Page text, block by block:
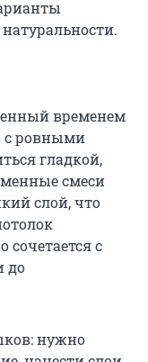
временем
с ровными
гладкой,
смеси
слой, что
сочетается с
до
нужно